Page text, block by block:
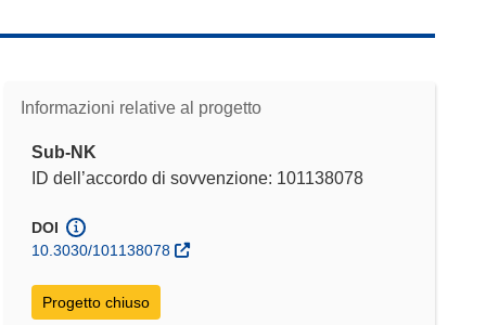
Informazioni relative al progetto
Sub-NK
ID dell’accordo di sovvenzione: 101138078
DOI
10.3030/101138078
Progetto chiuso